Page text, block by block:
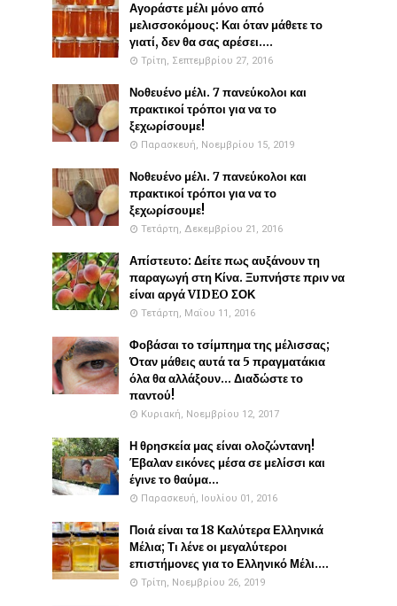
Αγοράστε μέλι μόνο από
μελισσοκόμους: Και όταν μάθετε το
γιατί, δεν θα σας αρέσει....
Τρίτη, Σεπτεμβρίου 27, 2016
Νοθευένο μέλι. 7 πανεύκολοι και
πρακτικοί τρόποι για να το
ξεχωρίσουμε!
Παρασκευή, Νοεμβρίου 15, 2019
Νοθευένο μέλι. 7 πανεύκολοι και
πρακτικοί τρόποι για να το
ξεχωρίσουμε!
Τετάρτη, Δεκεμβρίου 21, 2016
Απίστευτο: Δείτε πως αυξάνουν τη
παραγωγή στη Κίνα. Ξυπνήστε πριν να
είναι αργά VIDEO ΣΟΚ
Τετάρτη, Μαΐου 11, 2016
Φοβάσαι το τσίμπημα της μέλισσας;
Όταν μάθεις αυτά τα 5 πραγματάκια
όλα θα αλλάξουν... Διαδώστε το
παντού!
Κυριακή, Νοεμβρίου 12, 2017
Η θρησκεία μας είναι ολοζώντανη!
Έβαλαν εικόνες μέσα σε μελίσσι και
έγινε το θαύμα...
Παρασκευή, Ιουλίου 01, 2016
Ποιά είναι τα 18 Καλύτερα Ελληνικά
Μέλια; Τι λένε οι μεγαλύτεροι
επιστήμονες για το Ελληνικό Μέλι....
Τρίτη, Νοεμβρίου 26, 2019